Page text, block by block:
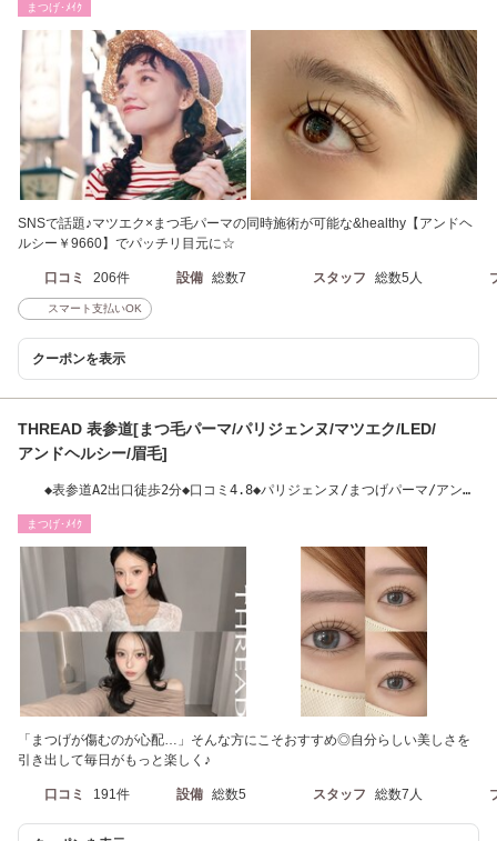
まつげ･ﾒｲｸ
SNSで話題♪マツエク×まつ毛パーマの同時施術が可能な&healthy【アンドヘ
ルシー￥9660】でパッチリ目元に☆
口コミ 206件 設備 総数7 スタッフ 総数5人
スマート支払いOK
クーポンを表示
THREAD 表参道[まつ毛パーマ/パリジェンヌ/マツエク/LED/
アンドヘルシー/眉毛]
◆表参道A2出口徒歩2分◆口コミ4.8◆パリジェンヌ/まつげパーマ/アンド
まつげ･ﾒｲｸ
「まつげが傷むのが心配…」そんな方にこそおすすめ◎自分らしい美しさを
引き出して毎日がもっと楽しく♪
口コミ 191件 設備 総数5 スタッフ 総数7人